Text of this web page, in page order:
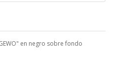
en negro sobre fondo